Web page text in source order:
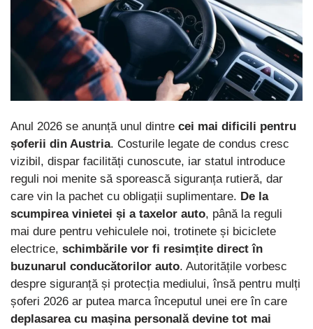
Anul 2026 se anunță unul dintre cei mai dificili pentru
șoferii din Austria. Costurile legate de condus cresc
vizibil, dispar facilități cunoscute, iar statul introduce
reguli noi menite să sporească siguranța rutieră, dar
care vin la pachet cu obligații suplimentare. De la
scumpirea vinietei și a taxelor auto, până la reguli
mai dure pentru vehiculele noi, trotinete și biciclete
electrice, schimbările vor fi resimțite direct în
buzunarul conducătorilor auto. Autoritățile vorbesc
despre siguranță și protecția mediului, însă pentru mulți
șoferi 2026 ar putea marca începutul unei ere în care
deplasarea cu mașina personală devine tot mai